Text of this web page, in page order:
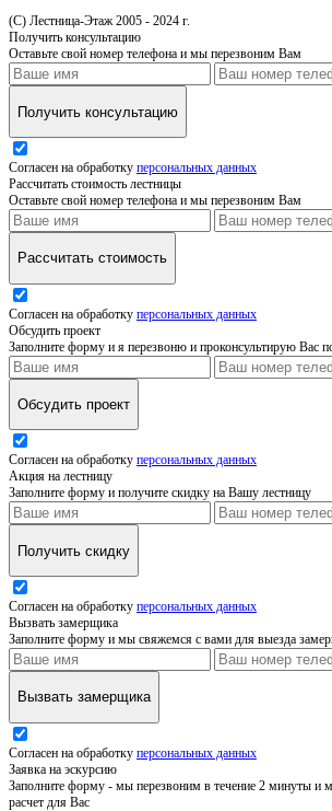
(С) Лестница-Этаж 2005 - 2024 г.
Получить консультацию
Оставьте свой номер телефона и мы перезвоним Вам
Получить консультацию
Согласен на обработку персональных данных
Рассчитать стоимость лестницы
Оставьте свой номер телефона и мы перезвоним Вам
Рассчитать стоимость
Согласен на обработку персональных данных
Обсудить проект
Заполните форму и я перезвоню и проконсультирую Вас
Обсудить проект
Согласен на обработку персональных данных
Акция на лестницу
Заполните форму и получите скидку на Вашу лестницу
Получить скидку
Согласен на обработку персональных данных
Вызвать замерщика
Заполните форму и мы свяжемся с вами для выезда
Вызвать замерщика
Согласен на обработку персональных данных
Заявка на эскурсию
Заполните форму - мы перезвоним в течение 2 минуты и
расчет для Вас